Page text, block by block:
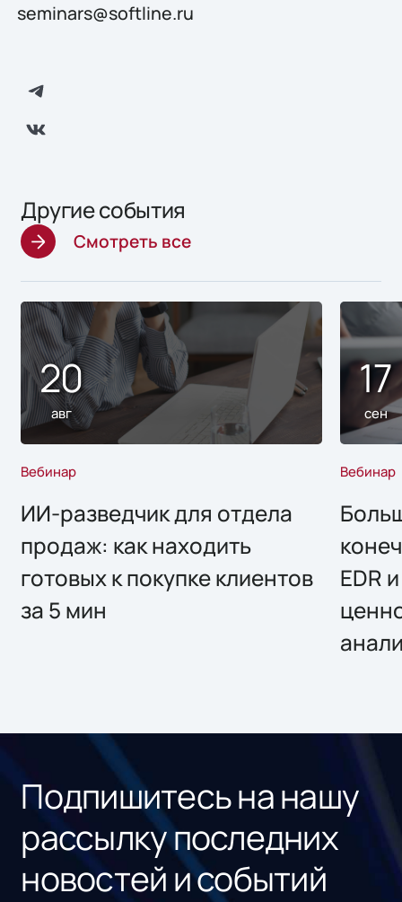
seminars@softline.ru
Другие события
Смотреть все
20
авг
Вебинар
ИИ-разведчик для отдела
продаж: как находить
готовых к покупке клиентов
за 5 мин
17
сен
Вебинар
EDR
Подпишитесь на нашу
рассылку последних
новостей и событий